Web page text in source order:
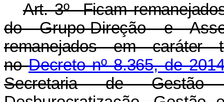
Art. 3º Ficam
do Grupo-Direção e
remanejados em caráter
noDecreto nº 8.365, de
Secretaria de